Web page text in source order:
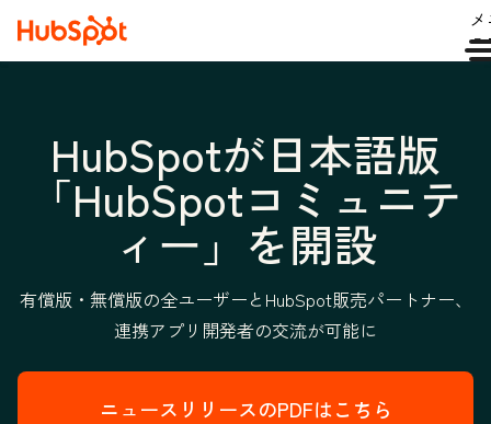
HubSpotが日本語版
「HubSpotコミュニテ
ィー」を開設
有償版・無償版の全ユーザーとHubSpot販売パートナー、
連携アプリ開発者の交流が可能に
ニュースリリースのPDFはこちら